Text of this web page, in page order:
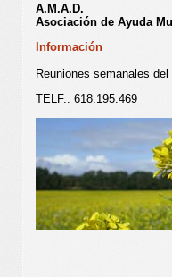
A.M.A.D.
Asociación de Ayuda
Información
Reuniones semanales
TELF.: 618.195.469